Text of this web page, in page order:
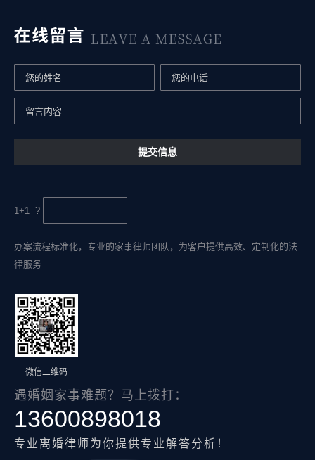
1+1=?
办案流程标准化，专业的家事律师团队，为客户提供高效、定制化的法
律服务
微信二维码
遇婚姻家事难题？马上拨打：
13600898018
专业离婚律师为你提供专业解答分析！